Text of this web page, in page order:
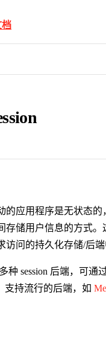
档
的应用程序是无状态的
存储用户信息的方式
访问的持久化存储/后端
种 session 后端，可通
支持流行的后端，如